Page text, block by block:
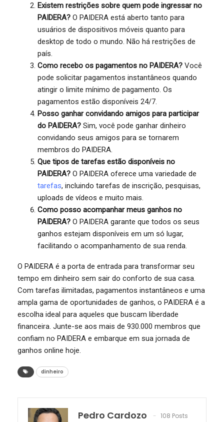
Existem restrições sobre quem pode ingressar no
PAIDERA? O PAIDERA está aberto tanto para
usuários de dispositivos móveis quanto para
desktop de todo o mundo. Não há restrições de
país.
Como recebo os pagamentos no PAIDERA? Você
pode solicitar pagamentos instantâneos quando
atingir o limite mínimo de pagamento. Os
pagamentos estão disponíveis 24/7.
Posso ganhar convidando amigos para participar
do PAIDERA? Sim, você pode ganhar dinheiro
convidando seus amigos para se tornarem
membros do PAIDERA.
Que tipos de tarefas estão disponíveis no
PAIDERA? O PAIDERA oferece uma variedade de
tarefas, incluindo tarefas de inscrição, pesquisas,
uploads de vídeos e muito mais.
Como posso acompanhar meus ganhos no
PAIDERA? O PAIDERA garante que todos os seus
ganhos estejam disponíveis em um só lugar,
facilitando o acompanhamento de sua renda.
O PAIDERA é a porta de entrada para transformar seu
tempo em dinheiro sem sair do conforto de sua casa.
Com tarefas ilimitadas, pagamentos instantâneos e uma
ampla gama de oportunidades de ganhos, o PAIDERA é a
escolha ideal para aqueles que buscam liberdade
financeira. Junte-se aos mais de 930.000 membros que
confiam no PAIDERA e embarque em sua jornada de
ganhos online hoje.
dinheiro
Pedro Cardozo
108 Posts